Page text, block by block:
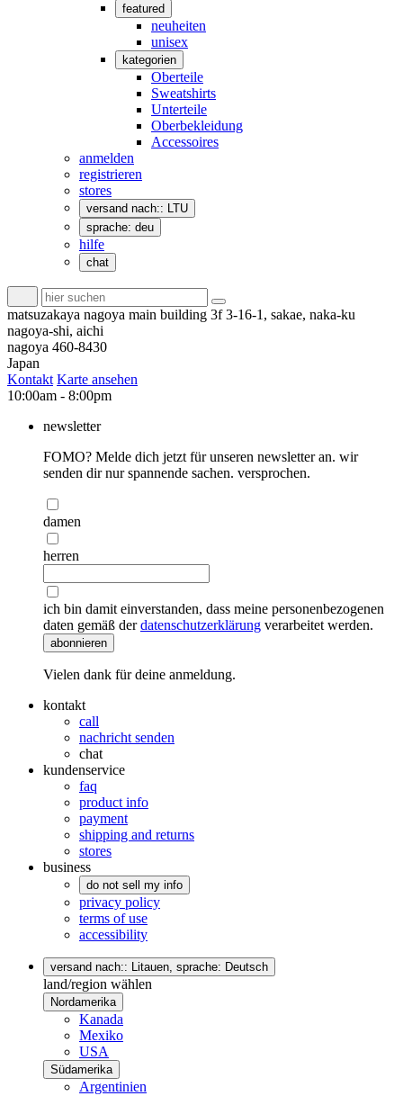
featured
neuheiten
unisex
kategorien
Oberteile
Sweatshirts
Unterteile
Oberbekleidung
Accessoires
anmelden
registrieren
stores
versand nach:: LTU
sprache: deu
hilfe
chat
matsuzakaya nagoya main building 3f 3-16-1, sakae, naka-ku
nagoya-shi, aichi
nagoya 460-8430
Japan
Kontakt Karte ansehen
10:00am - 8:00pm
newsletter
FOMO? Melde dich jetzt für unseren newsletter an. wir
senden dir nur spannende sachen. versprochen.
damen
herren
ich bin damit einverstanden, dass meine personenbezogenen
daten gemäß derdatenschutzerklärung verarbeitet werden.
abonnieren
Vielen dank für deine anmeldung.
kontakt
call
nachricht senden
chat
kundenservice
faq
product info
payment
shipping and returns
stores
business
do not sell my info
privacy policy
terms of use
accessibility
versand nach:: Litauen, sprache: Deutsch
land/region wählen
Nordamerika
Kanada
Mexiko
USA
Südamerika
Argentinien